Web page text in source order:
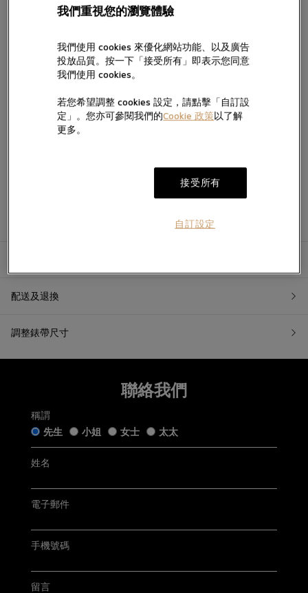
帝舵表曾推出Black Bay Chrono精鋼款腕表以紀念首款帝舵計時腕
錶面世五十週年。錶殼經重新演繹，並提供兩種錶面設計，並配備
錶款搭配三鏈節或五鏈節錶帶，均配備「T-fit」帶扣。
加入願望清單
按“提交”，即表示您已閱讀並同意我們的私隱政策及Cookie政策，亦
同意我們經電話、手機訊息及電郵向您提供產品及服務信息。
我們將按私隱政策使用您提供的個人信息向您發送產品、服務及活動
的直銷及推廣信息，您亦可隨時聯絡我們更改您的意願。如不希望我
們透過以下方式向您提供有關信息，請於方框內打勾:
電郵。
五年保用證
如果您希望退換貨，請在收到貨品日起計7天內提交退換貨申請
或聯繫我們的客戶服務。所有退回商品都必須處於「原銷售狀
「原銷售狀態」是指貨品：
未曾佩戴、使用或修改，仍保持銷售時的狀態；及
無任何程度損毁。
電郵:watch@chowsangsang.com
電話:+852 2192 3123
有關退貨及換貨詳情，請按此。
配送及退換
調整錶帶尺寸
聯絡我們
稱謂
先生
小姐 女士 太太
姓名
電子郵件
手機號碼
留言
我們重視您的瀏覽體驗
我們使用 cookies 來優化網站功能、以及廣告
投放品質。按一下「接受所有」即表示您同意
我們使用 cookies。
若您希望調整 cookies 設定，請點擊「自訂設
定」。您亦可參閱我們的Cookie 政策以了解
更多。
接受所有
自訂設定